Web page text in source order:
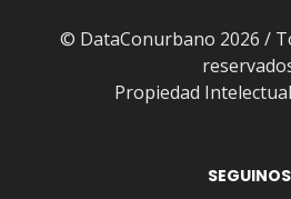
© DataConurbano 2026 /
Propiedad
SEGUINOS